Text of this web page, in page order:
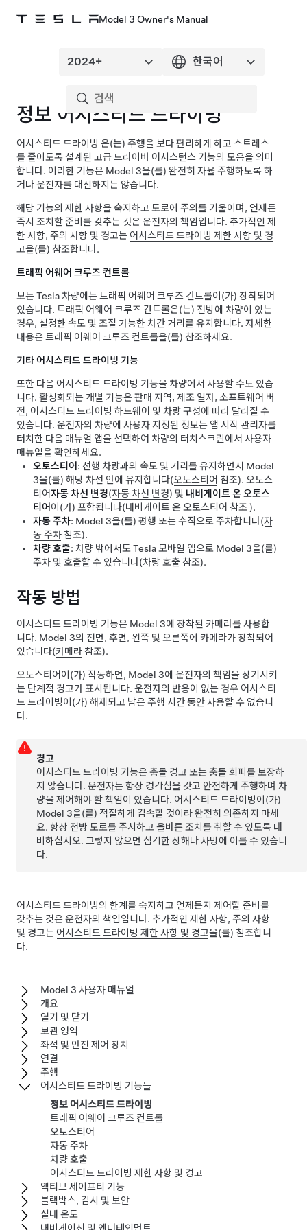
Model 3 Owner's Manual
정보 어시스티드 드라이빙
어시스티드 드라이빙 은(는) 주행을 보다 편리하게 하고 스트레스
를 줄이도록 설계된 고급 드라이버 어시스턴스 기능의 모음을 의미
합니다. 이러한 기능은 Model 3을(를) 완전히 자율 주행하도록 하
거나 운전자를 대신하지는 않습니다.
해당 기능의 제한 사항을 숙지하고 도로에 주의를 기울이며, 언제든
즉시 조치할 준비를 갖추는 것은 운전자의 책임입니다. 추가적인 제
한 사항, 주의 사항 및 경고는 어시스티드 드라이빙 제한 사항 및 경
고을(를) 참조합니다.
트래픽 어웨어 크루즈 컨트롤
모든 Tesla 차량에는트래픽 어웨어 크루즈 컨트롤이(가) 장착되어
있습니다. 트래픽 어웨어 크루즈 컨트롤은(는) 전방에 차량이 있는
경우, 설정한 속도 및 조절 가능한 차간 거리를 유지합니다. 자세한
내용은트래픽 어웨어 크루즈 컨트롤을(를) 참조하세요.
기타어시스티드 드라이빙 기능
또한 다음 어시스티드 드라이빙 기능을 차량에서 사용할 수도 있습
니다. 활성화되는 개별 기능은 판매 지역, 제조 일자, 소프트웨어 버
전, 어시스티드 드라이빙 하드웨어 및 차량 구성에 따라 달라질 수
있습니다. 운전자의 차량에 사용자 지정된 정보는 앱 시작 관리자를
터치한 다음 매뉴얼 앱을 선택하여 차량의 터치스크린에서 사용자
매뉴얼을 확인하세요.
오토스티어 : 선행 차량과의 속도 및 거리를 유지하면서 Model
3을(를) 해당 차선 안에 유지합니다(오토스티어 참조). 오토스
티어자동 차선 변경(자동 차선 변경) 및 내비게이트 온 오토스
티어 이(가) 포함됩니다(내비게이트 온 오토스티어 참조 ).
자동 주차: Model 3을(를) 평행 또는 수직으로 주차합니다(자
동 주차 참조).
차량 호출: 차량 밖에서도 Tesla 모바일 앱으로 Model 3을(를)
주차 및 호출할 수 있습니다(차량 호출 참조).
작동 방법
어시스티드 드라이빙 기능은 Model 3에 장착된 카메라를 사용합
니다. Model 3의 전면, 후면, 왼쪽 및 오른쪽에 카메라가 장착되어
있습니다(카메라 참조).
오토스티어 이(가) 작동하면, Model 3에 운전자의 책임을 상기시키
는 단계적 경고가 표시됩니다. 운전자의 반응이 없는 경우 어시스티
드 드라이빙이(가) 해제되고 남은 주행 시간 동안 사용할 수 없습니
다.
경고
어시스티드 드라이빙 기능은 충돌 경고 또는 충돌 회피를 보장하
지 않습니다. 운전자는 항상 경각심을 갖고 안전하게 주행하며 차
량을 제어해야 할 책임이 있습니다. 어시스티드 드라이빙이(가)
Model 3을(를) 적절하게 감속할 것이라 완전히 의존하지 마세
요. 항상 전방 도로를 주시하고 올바른 조치를 취할 수 있도록 대
비하십시오. 그렇지 않으면 심각한 상해나 사망에 이를 수 있습니
다.
어시스티드 드라이빙의 한계를 숙지하고 언제든지 제어할 준비를
갖추는 것은 운전자의 책임입니다. 추가적인 제한 사항, 주의 사항
및 경고는 어시스티드 드라이빙 제한 사항 및 경고을(를) 참조합니
다.
Model 3 사용자 매뉴얼
개요
열기 및 닫기
보관 영역
좌석 및 안전 제어 장치
연결
주행
어시스티드 드라이빙 기능들
정보 어시스티드 드라이빙
트래픽 어웨어 크루즈 컨트롤
오토스티어
자동 주차
차량 호출
어시스티드 드라이빙 제한 사항 및 경고
액티브 세이프티 기능
블랙박스, 감시 및 보안
실내 온도